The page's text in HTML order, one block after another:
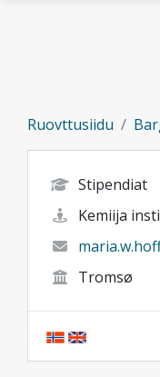
Ruovttusiidu
Stipendiat
Kemiija
Tromsø